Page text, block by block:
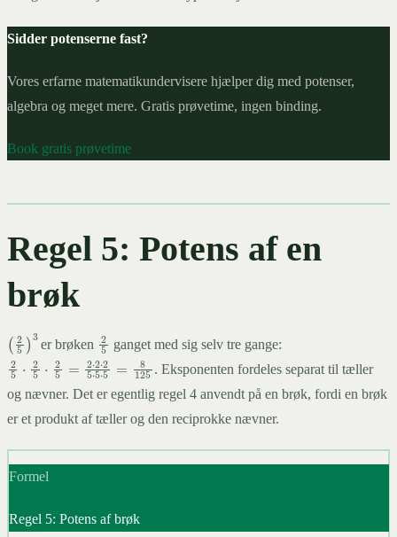
Sidder potenserne fast?
Vores erfarne matematikundervisere hjælper dig med potenser,
algebra og meget mere. Gratis prøvetime, ingen binding.
Book gratis prøvetime
Regel 5: Potens af en
brøk
( 25) 3er brøken 25 ganget med sig selv tre gange:
25 25 25 =2 ⋅2⋅2 ⋅5 5= 125
. Eksponenten fordeles separat til tæller
og nævner. Det er egentlig regel 4 anvendt på en brøk, fordi en brøk
er et produkt af tæller og den reciprokke nævner.
Formel
Regel 5: Potens af brøk